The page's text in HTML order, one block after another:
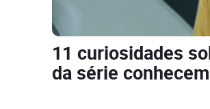
11 curiosidades
da série conhecem